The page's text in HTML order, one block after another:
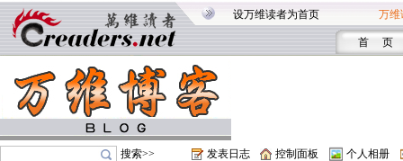
设万维读者为首页 万维
首 页
搜索>> 发表日志 控制面板 个人相册